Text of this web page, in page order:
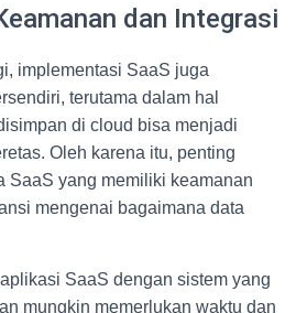
dan Integrasi
implementasi SaaS juga
terutama dalam hal
di cloud bisa menjadi
Oleh karena itu, penting
SaaS yang memiliki keamanan
mengenai bagaimana data
SaaS dengan sistem yang
mungkin memerlukan waktu dan